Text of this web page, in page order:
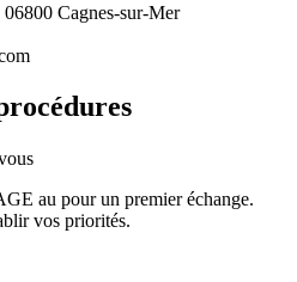
Cagnes-sur-Mer
au pour un premier échange.
vos priorités.